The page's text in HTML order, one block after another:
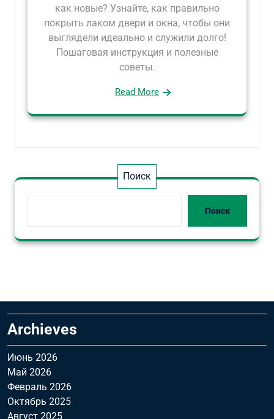
как новые? Узнайте, как правильно
покрыть лаком двери и окна, чтобы они
выглядели идеально и служили долго!
Пошаговая инструкция и полезные
советы.
Read More
Поиск
Поиск
Archieves
Июнь 2026
Май 2026
Февраль 2026
Октябрь 2025
Август 2025